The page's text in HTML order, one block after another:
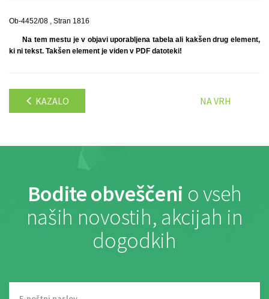
Ob-4452/08 , Stran 1816
Na tem mestu je v objavi uporabljena tabela ali kakšen drug element,
ki ni tekst. Takšen element je viden v PDF datoteki!
KAZALO NA VRH
Bodite obveščeni o vseh
naših novostih, akcijah in
dogodkih